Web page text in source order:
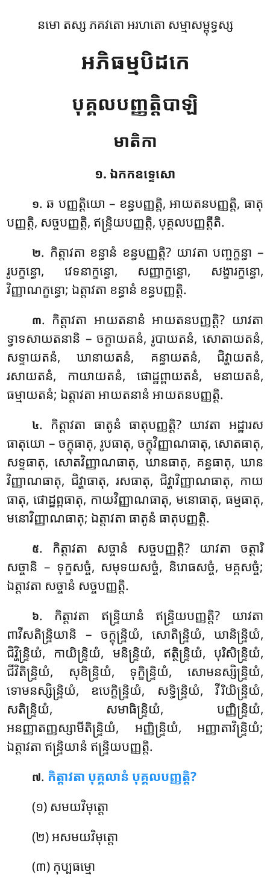
នមោ តស្ស ភគវតោ អរហតោ សម្មាសម្ពុទ្ធស្ស
អភិធម្មបិដកេ
បុគ្គលបញ្ញត្តិបាឡិ
មាតិកា
១. ឯកកឧទ្ទេសោ
១. ឆ បញ្ញត្តិយោ – ខន្ធបញ្ញត្តិ, អាយតនបញ្ញត្តិ, ធាតុ
បញ្ញត្តិ, សច្ចបញ្ញត្តិ, ឥន្ទ្រិយបញ្ញត្តិ, បុគ្គលបញ្ញត្តីតិ.
២. កិត្តាវតា ខន្ធានំ ខន្ធបញ្ញត្តិ? យាវតា បញ្ចក្ខន្ធា –
រូបក្ខន្ធោ, វេទនាក្ខន្ធោ, សញ្ញាក្ខន្ធោ, សង្ខារក្ខន្ធោ,
វិញ្ញាណក្ខន្ធោ; ឯត្តាវតា ខន្ធានំ ខន្ធបញ្ញត្តិ.
៣. កិត្តាវតា អាយតនានំ អាយតនបញ្ញត្តិ? យាវតា
ទ្វាទសាយតនានិ – ចក្ខាយតនំ, រូបាយតនំ, សោតាយតនំ,
សទ្ទាយតនំ, ឃានាយតនំ, គន្ធាយតនំ, ជិវ្ហាយតនំ,
រសាយតនំ, កាយាយតនំ, ផោដ្ឋព្ពាយតនំ, មនាយតនំ,
ធម្មាយតនំ; ឯត្តាវតា អាយតនានំ អាយតនបញ្ញត្តិ.
៤. កិត្តាវតា ធាតូនំ ធាតុបញ្ញត្តិ? យាវតា អដ្ឋារស
ធាតុយោ – ចក្ខុធាតុ, រូបធាតុ, ចក្ខុវិញ្ញាណធាតុ, សោតធាតុ,
សទ្ទធាតុ, សោតវិញ្ញាណធាតុ, ឃានធាតុ, គន្ធធាតុ, ឃាន
វិញ្ញាណធាតុ, ជិវ្ហាធាតុ, រសធាតុ, ជិវ្ហាវិញ្ញាណធាតុ, កាយ
ធាតុ, ផោដ្ឋព្ពធាតុ, កាយវិញ្ញាណធាតុ, មនោធាតុ, ធម្មធាតុ,
មនោវិញ្ញាណធាតុ; ឯត្តាវតា ធាតូនំ ធាតុបញ្ញត្តិ.
៥. កិត្តាវតា សច្ចានំ សច្ចបញ្ញត្តិ? យាវតា ចត្តារិ
សច្ចានិ – ទុក្ខសច្ចំ, សមុទយសច្ចំ, និរោធសច្ចំ, មគ្គសច្ចំ;
ឯត្តាវតា សច្ចានំ សច្ចបញ្ញត្តិ.
៦. កិត្តាវតា ឥន្ទ្រិយានំ ឥន្ទ្រិយបញ្ញត្តិ? យាវតា
ពាវីសតិន្ទ្រិយានិ – ចក្ខុន្ទ្រិយំ, សោតិន្ទ្រិយំ, ឃានិន្ទ្រិយំ,
ជិវ្ហិន្ទ្រិយំ, កាយិន្ទ្រិយំ, មនិន្ទ្រិយំ, ឥត្ថិន្ទ្រិយំ, បុរិសិន្ទ្រិយំ,
ជីវិតិន្ទ្រិយំ, សុខិន្ទ្រិយំ, ទុក្ខិន្ទ្រិយំ, សោមនស្សិន្ទ្រិយំ,
ទោមនស្សិន្ទ្រិយំ, ឧបេក្ខិន្ទ្រិយំ, សទ្ធិន្ទ្រិយំ, វីរិយិន្ទ្រិយំ,
សតិន្ទ្រិយំ, សមាធិន្ទ្រិយំ, បញ្ញិន្ទ្រិយំ,
អនញ្ញាតញ្ញស្សាមីតិន្ទ្រិយំ, អញ្ញិន្ទ្រិយំ, អញ្ញាតាវិន្ទ្រិយំ;
ឯត្តាវតា ឥន្ទ្រិយានំ ឥន្ទ្រិយបញ្ញត្តិ.
៧. កិត្តាវតា បុគ្គលានំ បុគ្គលបញ្ញត្តិ?
(១) សមយវិមុត្តោ
(២) អសមយវិមុត្តោ
(៣) កុប្បធម្មោ